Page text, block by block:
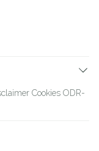
Cookies ODR-